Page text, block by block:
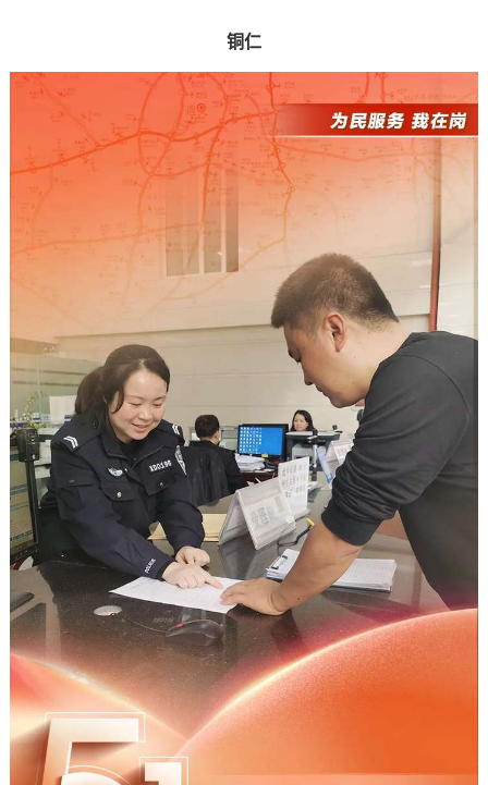
铜仁